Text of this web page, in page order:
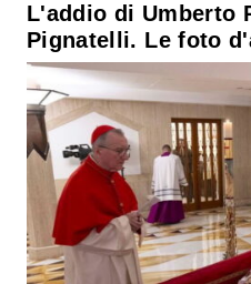
L'addio di Umberto
Pignatelli. Le foto